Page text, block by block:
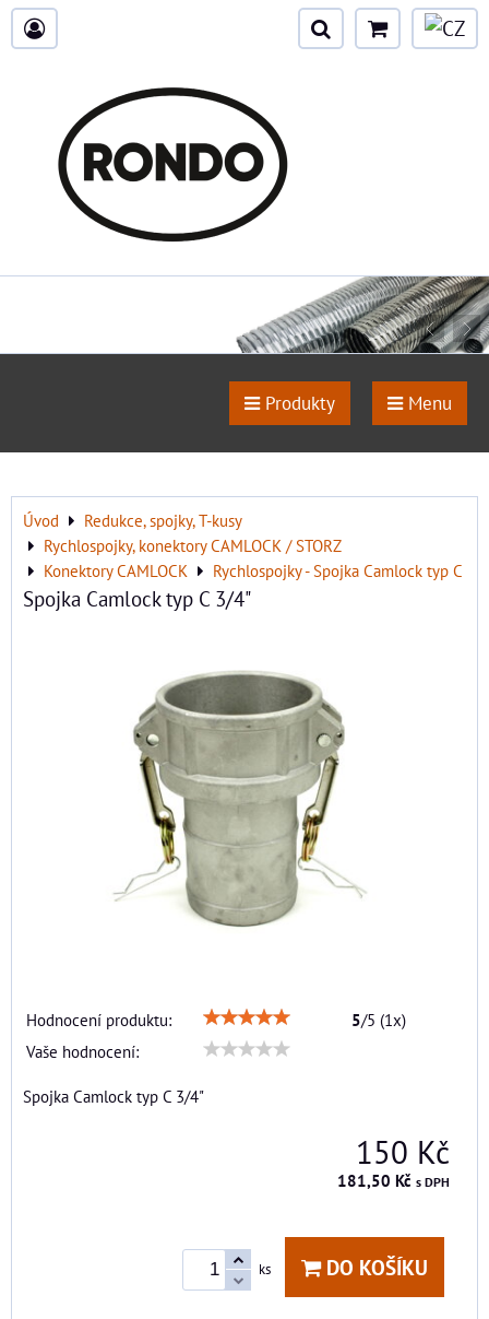
Produkty Menu
Úvod
Redukce, spojky, T-kusy
Rychlospojky, konektory CAMLOCK / STORZ
Konektory CAMLOCK
Rychlospojky - Spojka Camlock typ C
Spojka Camlock typ C 3/4"
Hodnocení produktu: 5/5 (1x)
Vaše hodnocení:
Spojka Camlock typ C 3/4"
150 Kč
181,50 Kč s DPH
ks DO KOŠÍKU